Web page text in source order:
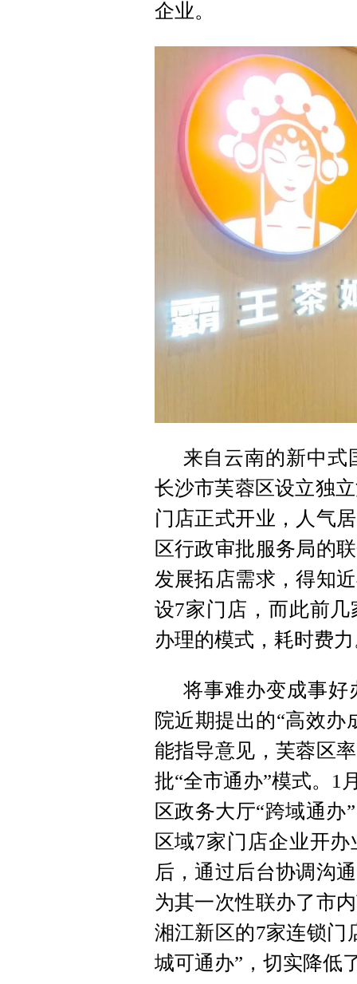
企业。
来自云南的新中式
长沙市芙蓉区设立独
门店正式开业，人气
区行政审批服务局的
发展拓店需求，得知
设7家门店，而此前
办理的模式，耗时费
将事难办变成事好
院近期提出的“高效办
能指导意见，芙蓉区
批“全市通办”模式。1
区政务大厅“跨域通办
区域7家门店企业开
后，通过后台协调沟
为其一次性联办了市
湘江新区的7家连锁门
城可通办”，切实降低